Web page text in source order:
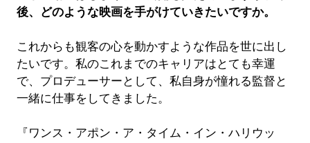
後、どのような映画を手がけていきたいですか。
これからも観客の心を動かすような作品を世に出し
たいです。私のこれまでのキャリアはとても幸運
で、プロデューサーとして、私自身が憧れる監督と
一緒に仕事をしてきました。
『ワンス・アポン・ア・タイム・イン・ハリウッ